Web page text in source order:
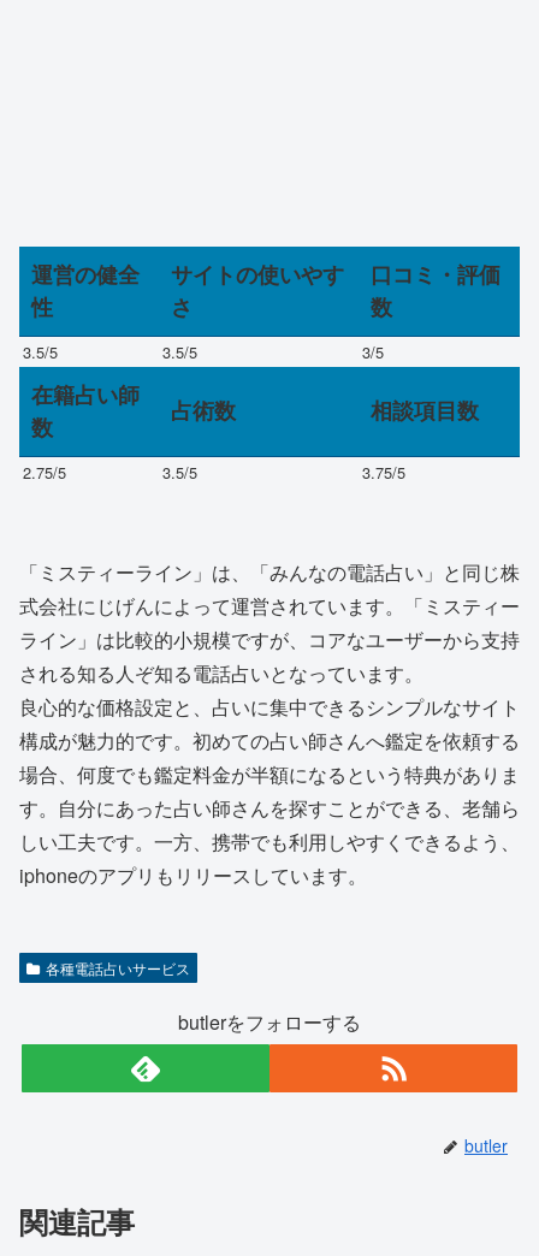
運営の健全
性
サイトの使いやす
さ
口コミ・評価
数
3.5/5 3.5/5 3/5
在籍占い師
数
占術数 相談項目数
2.75/5 3.5/5 3.75/5
「ミスティーライン」は、「みんなの電話占い」と同じ株
式会社にじげんによって運営されています。「ミスティー
ライン」は比較的小規模ですが、コアなユーザーから支持
される知る人ぞ知る電話占いとなっています。
良心的な価格設定と、占いに集中できるシンプルなサイト
構成が魅力的です。初めての占い師さんへ鑑定を依頼する
場合、何度でも鑑定料金が半額になるという特典がありま
す。自分にあった占い師さんを探すことができる、老舗ら
しい工夫です。一方、携帯でも利用しやすくできるよう、
iphoneのアプリもリリースしています。
各種電話占いサービス
butlerをフォローする
butler
関連記事